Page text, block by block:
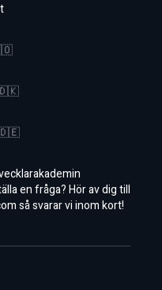
🇩🇰
🇩🇪
en fråga? Hör av dig till
så svarar vi inom kort!